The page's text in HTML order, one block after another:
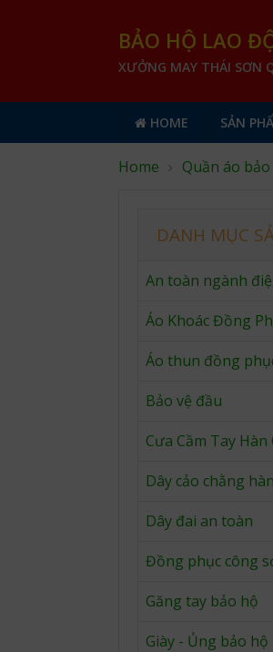
BẢO HỘ LAO
XƯỞNG MAY THÁI SƠN
HOME SẢN
Home Quần áo
DANH MỤC
An toàn ngành
Áo Khoác Đồng
Áo thun đồng
Bảo vệ đầu
Cưa Cầm Tay Hàn
Dây cảo chằng
Dây đai an toàn
Đồng phục công
Găng tay bảo hộ
Giày - Ủng bảo hộ